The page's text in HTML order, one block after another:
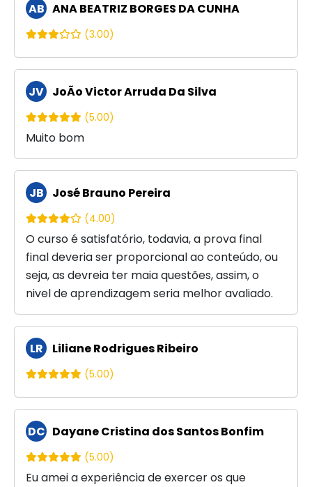
AB ANA BEATRIZ BORGES DA CUNHA
(3.00)
JV JoÃo Victor Arruda Da Silva
(5.00)
Muito bom
JB José Brauno Pereira
(4.00)
O curso é satisfatório, todavia, a prova final
final deveria ser proporcional ao conteúdo, ou
seja, as devreia ter maia questões, assim, o
nivel de aprendizagem seria melhor avaliado.
LR Liliane Rodrigues Ribeiro
(5.00)
DC Dayane Cristina dos Santos Bonfim
(5.00)
Eu amei a experiência de exercer os que